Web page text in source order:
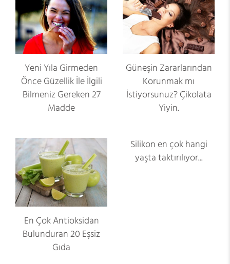
Yeni Yıla Girmeden
Önce Güzellik İle İlgili
Bilmeniz Gereken 27
Madde
Güneşin Zararlarından
Korunmak mı
İstiyorsunuz? Çikolata
Yiyin.
En Çok Antioksidan
Bulunduran 20 Eşsiz
Gıda
Silikon en çok hangi
yaşta taktırılıyor...